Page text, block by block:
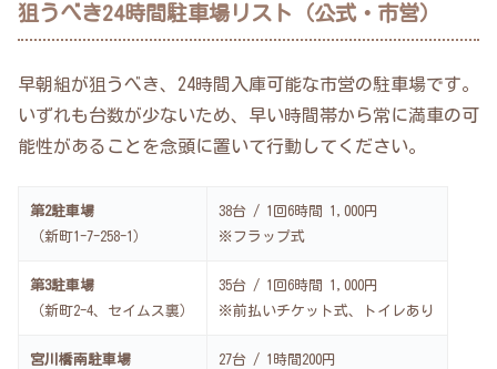
狙うべき24時間駐車場リスト（公式・市営）
早朝組が狙うべき、24時間入庫可能な市営の駐車場です。
いずれも台数が少ないため、早い時間帯から常に満車の可
能性があることを念頭に置いて行動してください。
第2駐車場
（新町1-7-258-1）
38台 / 1回6時間 1,000円
※フラップ式
第3駐車場
（新町2-4、セイムス裏）
35台 / 1回6時間 1,000円
※前払いチケット式、トイレあり
宮川橋南駐車場
27台 / 1時間200円